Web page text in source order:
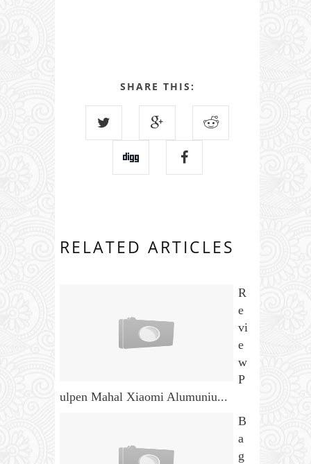
SHARE THIS:
RELATED ARTICLES
R
e
vi
e
w
P
ulpen Mahal Xiaomi Alumuniu...
B
a
g